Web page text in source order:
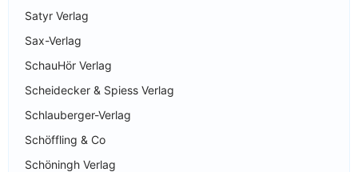
Satyr Verlag
Sax-Verlag
SchauHör Verlag
Scheidecker & Spiess Verlag
Schlauberger-Verlag
Schöffling & Co
Schöningh Verlag